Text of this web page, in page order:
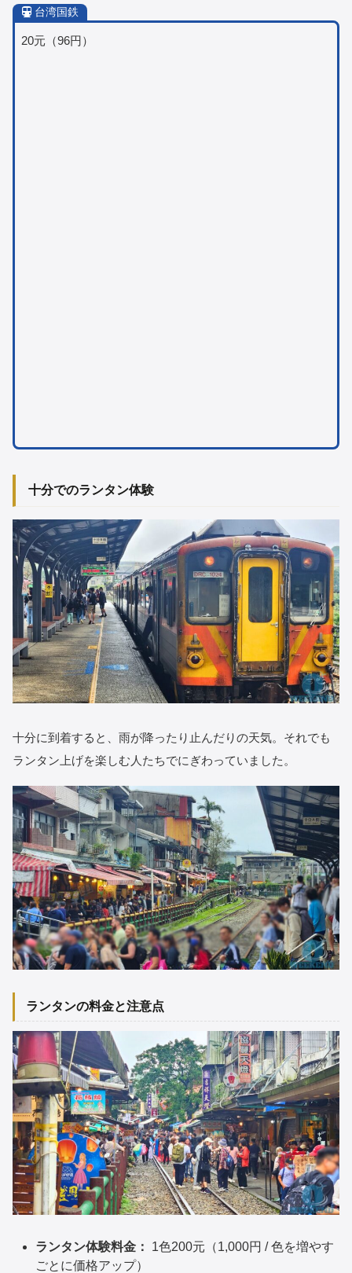
台湾国鉄
20元（96円）
十分でのランタン体験
十分に到着すると、雨が降ったり止んだりの天気。それでも
ランタン上げを楽しむ人たちでにぎわっていました。
ランタンの料金と注意点
ランタン体験料金：
1色200元（1,000円 / 色を増やす
ごとに価格アップ）